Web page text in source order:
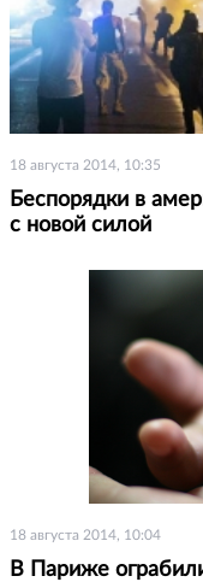
18 августа 2014, 10:35
Беспорядки в
с новой силой
18 августа 2014, 10:04
В Париже